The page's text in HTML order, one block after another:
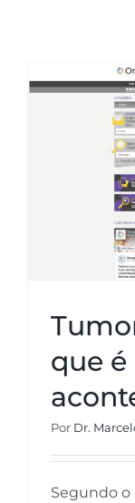
Mistérios
Inovação
Consultas
que
Por Dr.
Segundo